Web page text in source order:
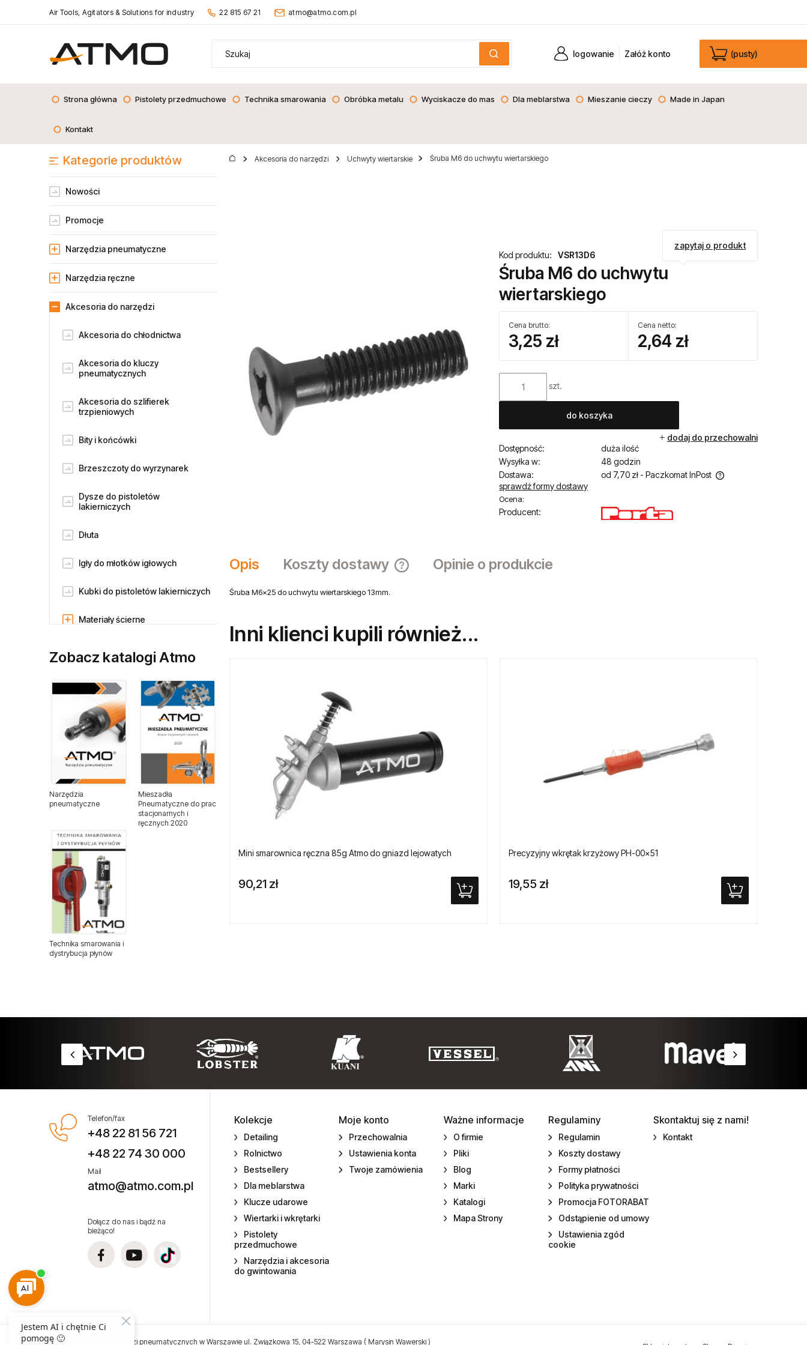
Air Tools, Agitators & Solutions for industry 22 815 67 21 atmo@atmo.com.pl
(pusty)
Załóż konto
logowanie
Strona główna Pistolety przedmuchowe Technika smarowania Obróbka metalu Wyciskacze do mas Dla meblarstwa Mieszanie cieczy Made in Japan
Kontakt
Kategorie produktów
Narzędzia pneumatyczne
Narzędzia ręczne
Akcesoria do narzędzi
Akcesoria do chłodnictwa
Akcesoria do kluczy
pneumatycznych
Akcesoria do szlifierek
trzpieniowych
Bity i końcówki
Brzeszczoty do wyrzynarek
Dysze do pistoletów
lakierniczych
Dłuta
Igły do młotków igłowych
Kubki do pistoletów lakierniczych
Materiały ścierne
pneumatycznych
Pilniki
Pilniki obrotowe
Płytki skrawające
Ramiona pantoografowe
Szczęki do nitownic
Tarcze na rzep
Trzpienie do nitownic
Uchwyty do gwintowników
Uchwyty wiertarskie
Balansery sprężynowe
Balansery Endo
Chemia warsztatowa CX80
Chemia warsztatowa
Elektronarzędzia
Mieszadła elektryczne
Narzędzia gospodarstw rolnych
Nowości
Promocje
Zobacz katalogi Atmo
Narzędzia
pneumatyczne
Mieszadła
Pneumatyczne do prac
stacjonarnych i
ręcznych 2020
Technika smarowania i
dystrybucja płynów
Akcesoria do narzędzi Uchwyty wiertarskie Śruba M6 do uchwytu wiertarskiego
Śruba M6 do uchwytu
wiertarskiego
Cena brutto:
3,25 zł
Cena netto:
2,64 zł
szt.
do koszyka
dodaj do przechowalni
Dostępność:
duża ilość
Wysyłka w:
48 godzin
Dostawa:
od 7,70 zł - Paczkomat InPost
sprawdź formy dostawy
Ocena:
Producent:
Kod produktu: VSR13D6
zapytaj o produkt
Opis Koszty dostawy Opinie o produkcie
Śruba M6x25 do uchwytu wiertarskiego 13mm.
Inni klienci kupili również...
Mini smarownica ręczna 85g Atmo do gniazd lejowatych
90,21 zł
Precyzyjny wkrętak krzyżowy PH-00x51
19,55 zł
Telefon/fax
+48 22 81 56 721
+48 22 74 30 000
Mail
atmo@atmo.com.pl
Dołącz do nas i bądź na
bieżąco!
Kolekcje
Detailing
Rolnictwo
Bestsellery
Dla meblarstwa
Klucze udarowe
Wiertarki i wkrętarki
Pistolety
przedmuchowe
Narzędzia i akcesoria
do gwintowania
Moje konto
Przechowalnia
Ustawienia konta
Twoje zamówienia
Ważne informacje
O firmie
Pliki
Blog
Marki
Katalogi
Mapa Strony
Regulaminy
Regulamin
Koszty dostawy
Formy płatności
Polityka prywatności
Promocja FOTORABAT
Odstąpienie od umowy
Ustawienia zgód
cookie
Skontaktuj się z nami!
Kontakt
Sprzedaż i serwis narzędzi pneumatycznych w Warszawie ul. Związkowa 15, 04-522 Warszawa ( Marysin Wawerski )